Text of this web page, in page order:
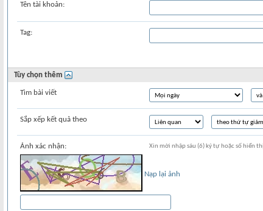
Tên tài khoản:
Tag:
Tùy chọn thêm
Tìm bài viết
Sắp xếp kết quả theo
Ảnh xác nhận: Xin mời nhập sáu (6) ký tự hoặc số hiển
Nạp lại ảnh